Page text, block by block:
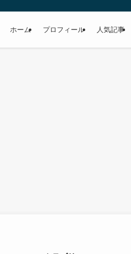
ホーム プロフィール 人気記事